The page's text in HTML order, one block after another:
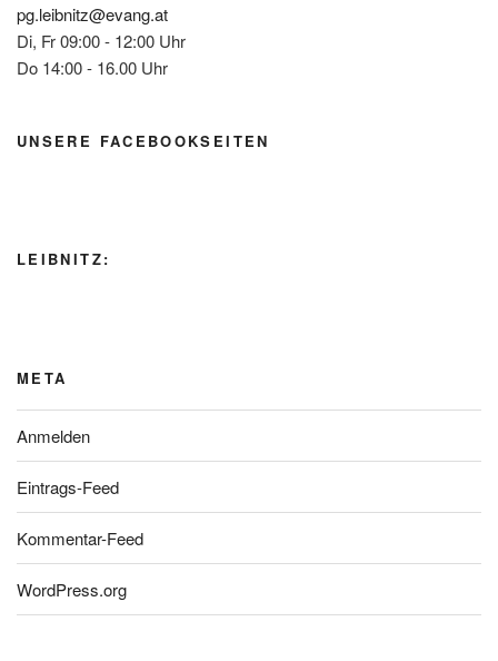
pg.leibnitz@evang.at
Di, Fr 09:00 - 12:00 Uhr
Do 14:00 - 16.00 Uhr
UNSERE FACEBOOKSEITEN
LEIBNITZ:
META
Anmelden
Eintrags-Feed
Kommentar-Feed
WordPress.org